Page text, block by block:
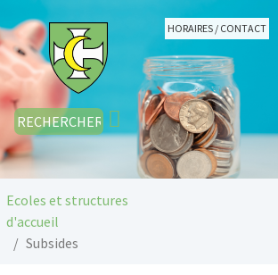
HORAIRES / CONTACT
Ecoles et structures
d'accueil
Subsides